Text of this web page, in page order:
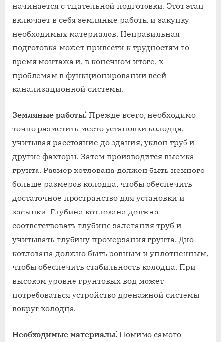
начинается с тщательной подготовки. Этот этап
включает в себя земляные работы и закупку
необходимых материалов. Неправильная
подготовка может привести к трудностям во
время монтажа и, в конечном итоге, к
проблемам в функционировании всей
канализационной системы.
Земляные работы⁚ Прежде всего, необходимо
точно разметить место установки колодца,
учитывая расстояние до здания, уклон труб и
другие факторы. Затем производится выемка
грунта. Размер котлована должен быть немного
больше размеров колодца, чтобы обеспечить
достаточное пространство для установки и
засыпки. Глубина котлована должна
соответствовать глубине залегания труб и
учитывать глубину промерзания грунта. Дно
котлована должно быть ровным и уплотненным,
чтобы обеспечить стабильность колодца. При
высоком уровне грунтовых вод может
потребоваться устройство дренажной системы
вокруг колодца.
Необходимые материалы⁚ Помимо самого